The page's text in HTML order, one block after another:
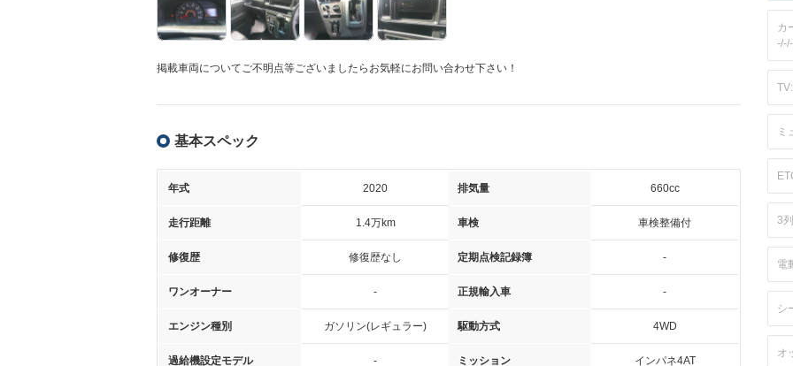
掲載車両についてご不明点等ございましたらお気軽にお問い合わせ下さい！
基本スペック
年式 2020 排気量 660cc
走行距離 1.4万km 車検 車検整備付
修復歴 修復歴なし 定期点検記録簿 -
ワンオーナー - 正規輸入車 -
エンジン種別 ガソリン(レギュラー) 駆動方式 4WD
過給機設定モデル - ミッション インパネ4AT
カ
ミ
3
電
シ
オ